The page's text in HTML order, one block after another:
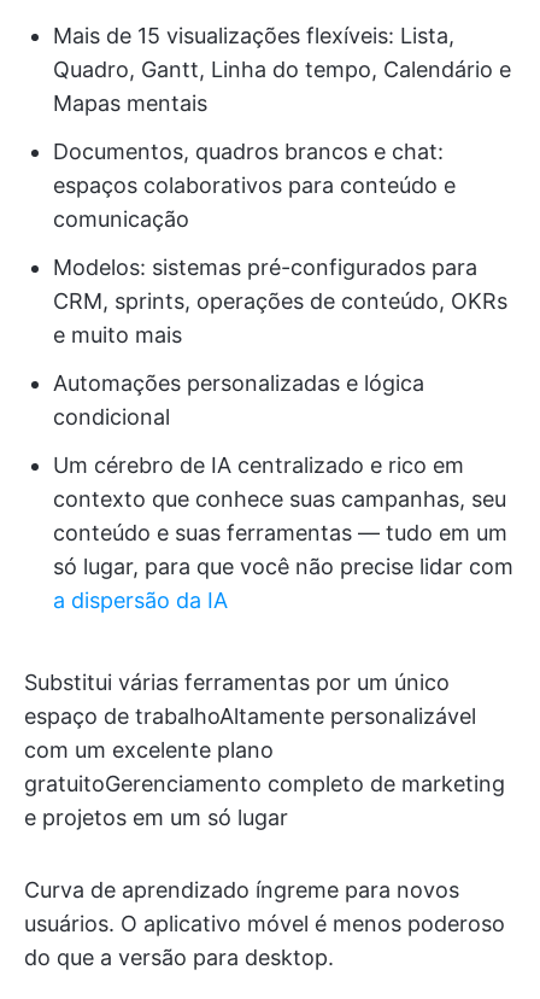
Mais de 15 visualizações flexíveis: Lista,
Quadro, Gantt, Linha do tempo, Calendário e
Mapas mentais
Documentos, quadros brancos e chat:
espaços colaborativos para conteúdo e
comunicação
Modelos: sistemas pré-configurados para
CRM, sprints, operações de conteúdo, OKRs
e muito mais
Automações personalizadas e lógica
condicional
Um cérebro de IA centralizado e rico em
contexto que conhece suas campanhas, seu
conteúdo e suas ferramentas — tudo em um
só lugar, para que você não precise lidar com
a dispersão da IA
Substitui várias ferramentas por um único
espaço de trabalhoAltamente personalizável
com um excelente plano
gratuitoGerenciamento completo de marketing
e projetos em um só lugar
Curva de aprendizado íngreme para novos
usuários. O aplicativo móvel é menos poderoso
do que a versão para desktop.